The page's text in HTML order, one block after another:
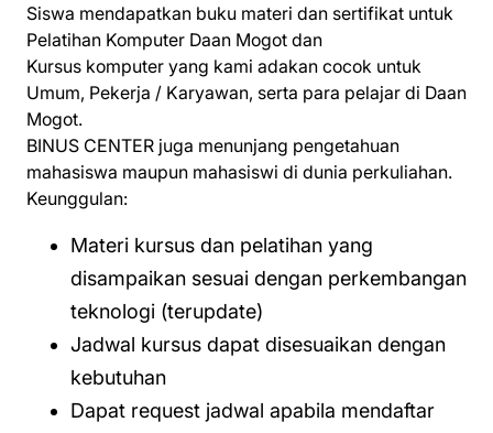
Siswa mendapatkan buku materi dan sertifikat untuk
Pelatihan Komputer Daan Mogot dan
Kursus komputer yang kami adakan cocok untuk
Umum, Pekerja / Karyawan, serta para pelajar di Daan
Mogot.
BINUS CENTER juga menunjang pengetahuan
mahasiswa maupun mahasiswi di dunia perkuliahan.
Keunggulan:
Materi kursus dan pelatihan yang
disampaikan sesuai dengan perkembangan
teknologi (terupdate)
Jadwal kursus dapat disesuaikan dengan
kebutuhan
Dapat request jadwal apabila mendaftar